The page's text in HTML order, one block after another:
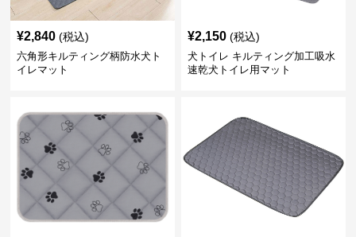
¥2,840 (税込)
六角形キルティング柄防水犬ト
イレマット
¥2,150 (税込)
犬トイレ キルティング加工吸水
速乾犬トイレ用マット